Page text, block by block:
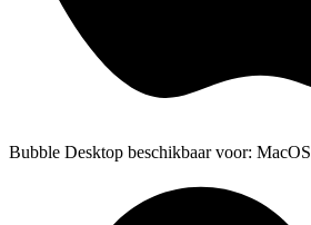
Bubble Desktop beschikbaar voor: MacOS